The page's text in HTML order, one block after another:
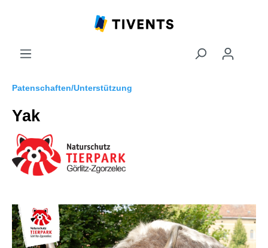
Patenschaften/Unterstützung
Yak